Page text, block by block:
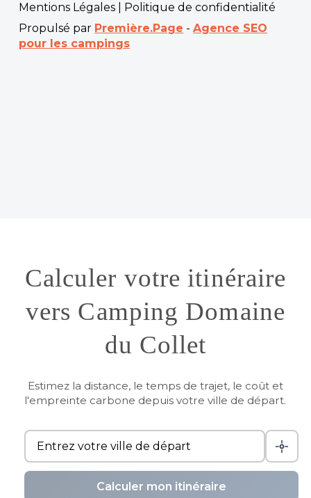
Mentions Légales
Politique de confidentialité
Propulsé par Première.Page -Agence SEO
pour les campings
Calculer votre itinéraire
vers Camping Domaine
du Collet
Estimez la distance, le temps de trajet, le coût et
l'empreinte carbone depuis votre ville de départ.
Calculer mon itinéraire